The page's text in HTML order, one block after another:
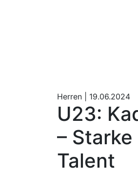
Herren | 19.06.2024
U23:
–
Talent